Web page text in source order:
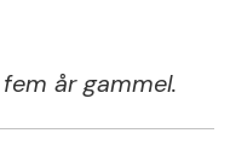
år gammel.